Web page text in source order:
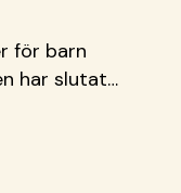
för barn
har slutat